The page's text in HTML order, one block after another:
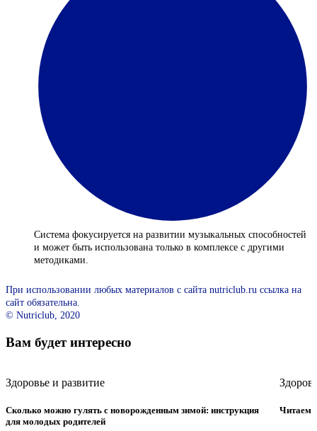
Система фокусируется на развитии музыкальных способностей
и может быть использована только в комплексе с другими
методиками.
При использовании любых материалов с сайта nutriclub.ru ссылка на
сайт обязательна.
© Nutriclub, 2020
Вам будет интересно
Здоровье и развитие
Сколько можно гулять с новорожденным зимой: инструкция
для молодых родителей
Читаем